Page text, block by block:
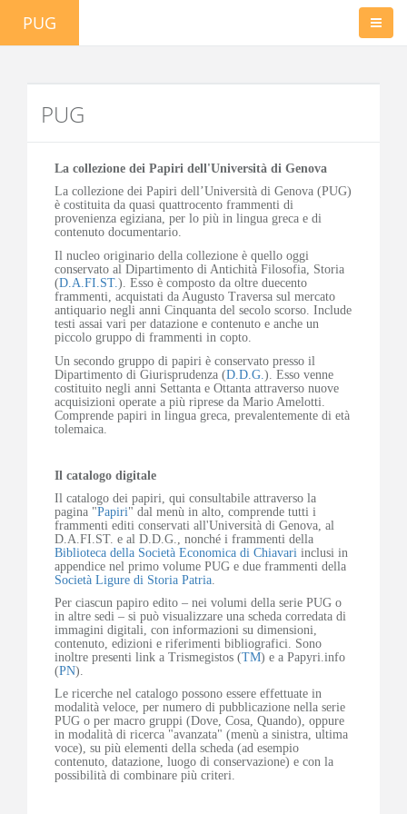
PUG
PUG
La collezione dei Papiri dell'Università di Genova
La collezione dei Papiri dell’Università di Genova (PUG)
è costituita da quasi quattrocento frammenti di
provenienza egiziana, per lo più in lingua greca e di
contenuto documentario.
Il nucleo originario della collezione è quello oggi
conservato al Dipartimento di Antichità Filosofia, Storia
(D.A.FI.ST.). Esso è composto da oltre duecento
frammenti, acquistati da Augusto Traversa sul mercato
antiquario negli anni Cinquanta del secolo scorso. Include
testi assai vari per datazione e contenuto e anche un
piccolo gruppo di frammenti in copto.
Un secondo gruppo di papiri è conservato presso il
Dipartimento di Giurisprudenza (D.D.G.). Esso venne
costituito negli anni Settanta e Ottanta attraverso nuove
acquisizioni operate a più riprese da Mario Amelotti.
Comprende papiri in lingua greca, prevalentemente di età
tolemaica.
Il catalogo digitale
Il catalogo dei papiri, qui consultabile attraverso la
pagina "Papiri" dal menù in alto, comprende tutti i
frammenti editi conservati all'Università di Genova, al
D.A.FI.ST. e al D.D.G., nonché i frammenti della
Biblioteca della Società Economica di Chiavari inclusi in
appendice nel primo volume PUG e due frammenti della
Società Ligure di Storia Patria.
Per ciascun papiro edito – nei volumi della serie PUG o
in altre sedi – si può visualizzare una scheda corredata di
immagini digitali, con informazioni su dimensioni,
contenuto, edizioni e riferimenti bibliografici. Sono
inoltre presenti link a Trismegistos (TM) e a Papyri.info
(PN).
Le ricerche nel catalogo possono essere effettuate in
modalità veloce, per numero di pubblicazione nella serie
PUG o per macro gruppi (Dove, Cosa, Quando), oppure
in modalità di ricerca "avanzata" (menù a sinistra, ultima
voce), su più elementi della scheda (ad esempio
contenuto, datazione, luogo di conservazione) e con la
possibilità di combinare più criteri.